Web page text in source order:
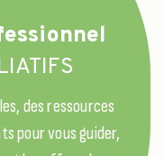
des ressources
pour vous guider,